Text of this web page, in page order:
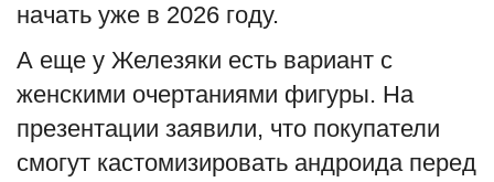
начать уже в 2026 году.
А еще у Железяки есть вариант с
женскими очертаниями фигуры. На
презентации заявили, что покупатели
смогут кастомизировать андроида перед